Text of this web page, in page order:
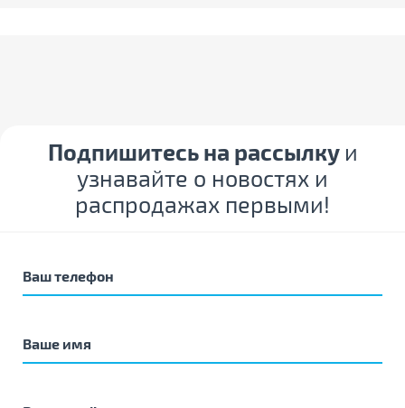
Подпишитесь на рассылку и
узнавайте о новостях и
распродажах первыми!